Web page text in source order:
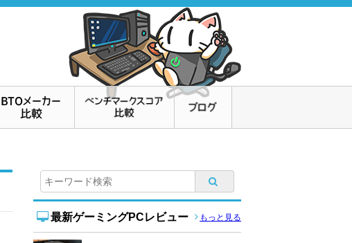
最新ゲーミングPCレビュー もっと見る